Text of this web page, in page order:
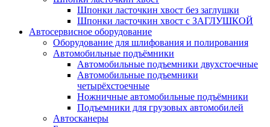
Шпонки ласточкин хвост без заглушки
Шпонки ласточкин хвост с ЗАГЛУШКОЙ
Автосервисное оборудование
Оборудование для шлифования и полирования
Автомобильные подъёмники
Автомобильные подъемники двухстоечные
Автомобильные подъемники
четырёхстоечные
Ножничные автомобильные подъёмники
Подъемники для грузовых автомобилей
Автосканеры